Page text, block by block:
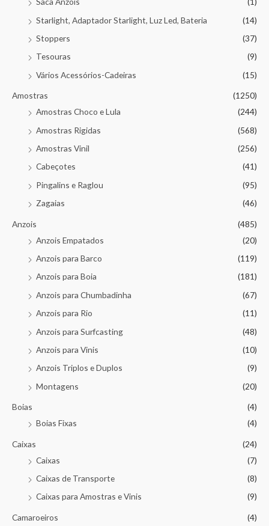
Starlight, Adaptador Starlight, Luz Led, Bateria
(14)
Stoppers
(37)
Tesouras
(9)
Vários Acessórios-Cadeiras
(15)
Amostras
(1250)
Amostras Choco e Lula
(244)
Amostras Rigidas
(568)
Amostras Vinil
(256)
Cabeçotes
(41)
Pingalins e Raglou
(95)
Zagaias
(46)
Anzois
(485)
Anzois Empatados
(20)
Anzois para Barco
(119)
Anzois para Boia
(181)
Anzois para Chumbadinha
(67)
Anzois para Rio
(11)
Anzois para Surfcasting
(48)
Anzois para Vinis
(10)
Anzois Triplos e Duplos
(9)
Montagens
(20)
Boias
(4)
Boias Fixas
(4)
Caixas
(24)
Caixas
(7)
Caixas de Transporte
(8)
Caixas para Amostras e Vinis
(9)
Camaroeiros (4)